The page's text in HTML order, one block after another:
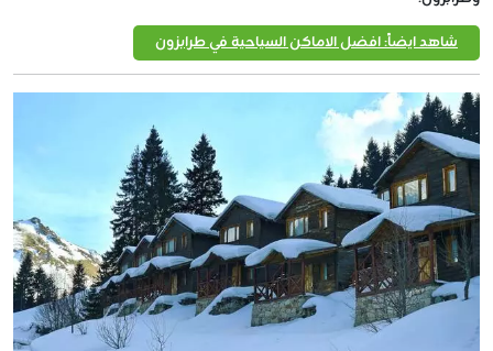
شاهد ايضاً: افضل الاماكن السياحية في طرابزون